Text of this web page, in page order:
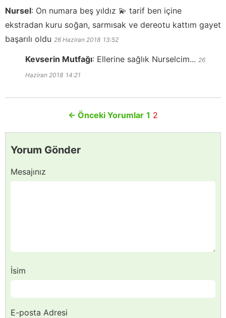
Nursel: On numara beş yıldız 💫 tarif ben içine
ekstradan kuru soğan, sarmısak ve dereotu kattım gayet
başarılı oldu 26 Haziran 2018 13:52
Kevserin Mutfağı: Ellerine sağlık Nurselcim... 26
Haziran 2018 14:21
← Önceki Yorumlar 1 2
Yorum Gönder
Mesajınız
İsim
E-posta Adresi